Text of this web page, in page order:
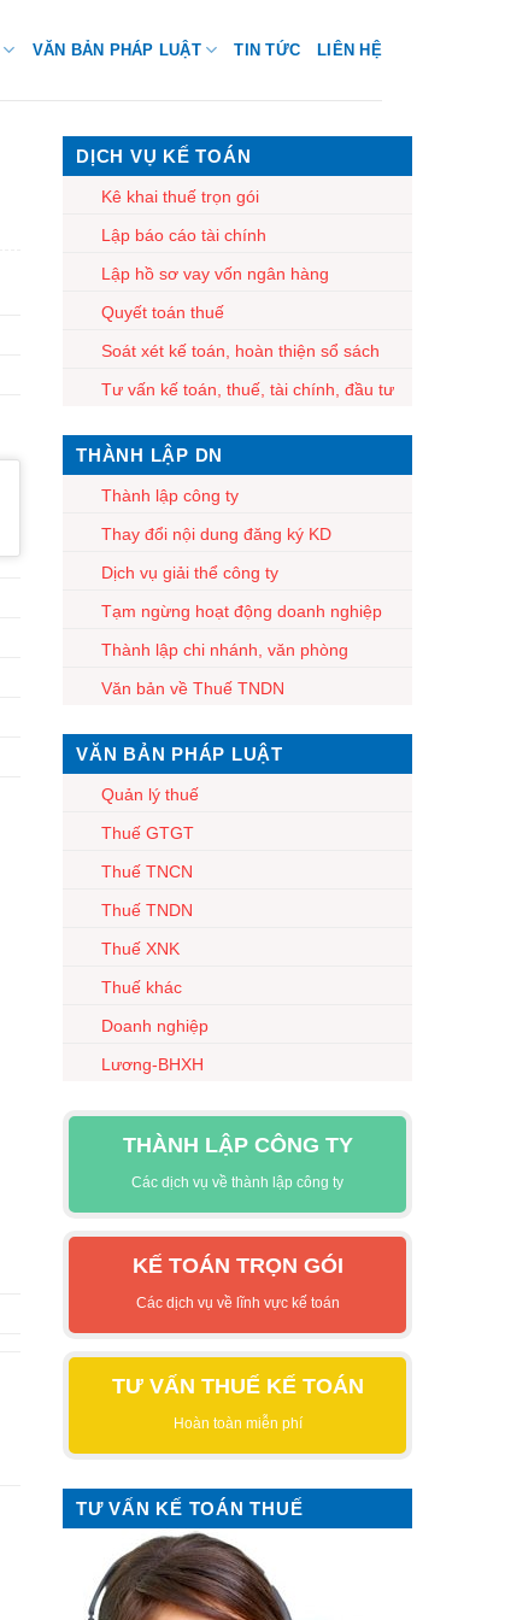
VĂN BẢN PHÁP LUẬT TIN TỨC LIÊN HỆ
DỊCH VỤ KẾ TOÁN
Kê khai thuế trọn gói
Lập báo cáo tài chính
Lập hồ sơ vay vốn ngân hàng
Quyết toán thuế
Soát xét kế toán, hoàn thiện sổ sách
Tư vấn kế toán, thuế, tài chính, đầu tư
THÀNH LẬP DN
Thành lập công ty
Thay đổi nội dung đăng ký KD
Dịch vụ giải thể công ty
Tạm ngừng hoạt động doanh nghiệp
Thành lập chi nhánh, văn phòng
Văn bản về Thuế TNDN
VĂN BẢN PHÁP LUẬT
Quản lý thuế
Thuế GTGT
Thuế TNCN
Thuế TNDN
Thuế XNK
Thuế khác
Doanh nghiệp
Lương-BHXH
THÀNH LẬP CÔNG TY
Các dịch vụ về thành lập công ty
KẾ TOÁN TRỌN GÓI
Các dịch vụ về lĩnh vực kế toán
TƯ VẤN THUẾ KẾ TOÁN
Hoàn toàn miễn phí
TƯ VẤN KẾ TOÁN THUẾ